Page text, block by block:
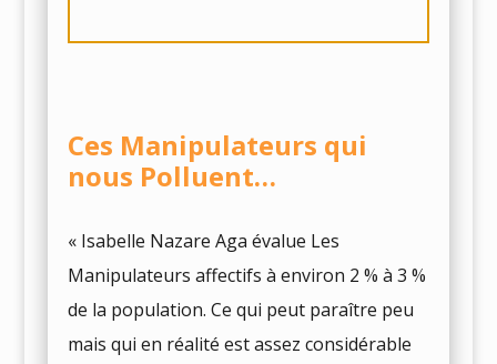
Ces Manipulateurs qui
nous Polluent…
« Isabelle Nazare Aga évalue Les
Manipulateurs affectifs à environ 2 % à 3 %
de la population. Ce qui peut paraître peu
mais qui en réalité est assez considérable